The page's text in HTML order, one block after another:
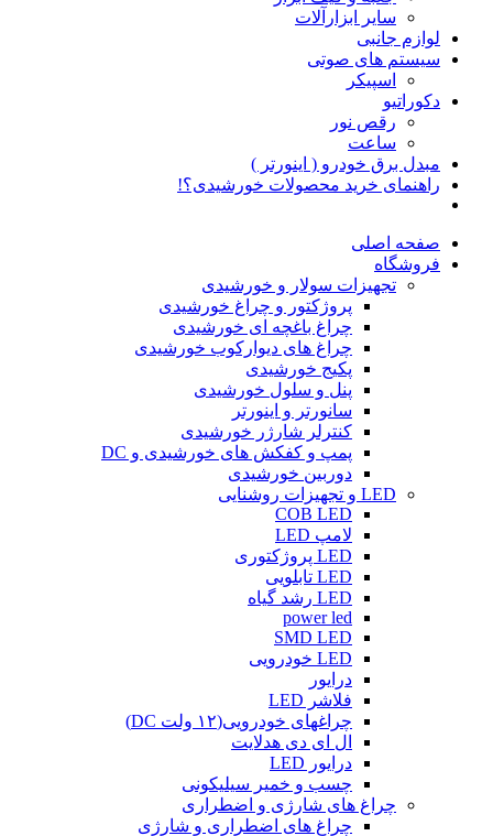
سایر ابزارآلات
لوازم جانبی
سیستم های صوتی
اسپیکر
دکوراتیو
رقص نور
ساعت
مبدل برق خودرو ( اینورتر )
راهنمای خرید محصولات خورشیدی؟!
صفحه اصلی
فروشگاه
تجهیزات سولار و خورشیدی
پروژکتور و چراغ خورشیدی
چراغ باغچه ای خورشیدی
چراغ های دیوارکوب خورشیدی
پکیج خورشیدی
پنل و سلول خورشیدی
سانورتر و اینورتر
کنترلر شارژر خورشیدی
پمپ و کفکش های خورشیدی و DC
دوربین خورشیدی
LED و تجهیزات روشنایی
COB LED
لامپ LED
LED پروژکتوری
LED تابلویی
LED رشد گیاه
power led
SMD LED
LED خودرویی
درایور
فلاشر LED
چراغهای خودرویی(۱۲ ولت DC)
ال ای دی هدلایت
درایور LED
چسب و خمیر سیلیکونی
چراغ های شارژی و اضطراری
چراغ های اضطراری و شارژی